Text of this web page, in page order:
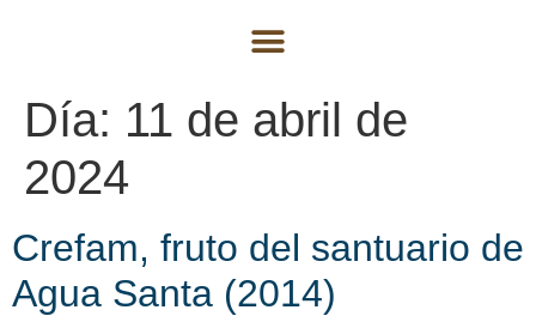
Día: 11 de abril de
2024
Crefam, fruto del santuario de
Agua Santa (2014)